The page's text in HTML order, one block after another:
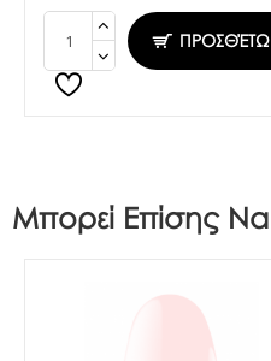
ΠΡΟΣΘΈΤΩ
Μπορεί Επίσης